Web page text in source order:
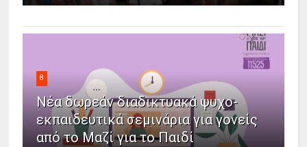
8
Νέα δωρεάν διαδικτυακά ψυχο-
εκπαιδευτικά σεμινάρια για γονείς
από το Μαζί για το Παιδί